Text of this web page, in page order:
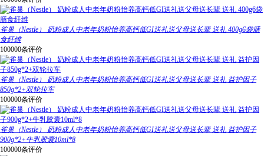
雀巢（Nestle） 奶粉成人中老年奶粉怡养高钙低GI送礼送父母送长辈 送礼 400g6袋膳
食纤维
100000条评价
雀巢（Nestle） 奶粉成人中老年奶粉怡养高钙低GI送礼送父母送长辈 送礼 益护因子
850g*2+双轮拉车
100000条评价
雀巢（Nestle） 奶粉成人中老年奶粉怡养高钙低GI送礼送父母送长辈 送礼 益护因子
900g*2+牛乳胶囊10ml*8
100000条评价